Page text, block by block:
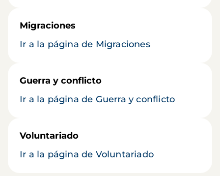
Migraciones
Ir a la página de Migraciones
Guerra y conflicto
Ir a la página de Guerra y conflicto
Voluntariado
Ir a la página de Voluntariado